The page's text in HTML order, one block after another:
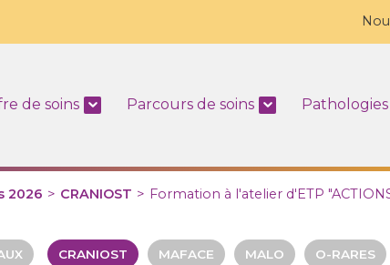
de soins Parcours de soins Pathologies
2026 > CRANIOST > Formation à l'atelier d'ETP
CRANIOST MAFACE MALO O-RARES